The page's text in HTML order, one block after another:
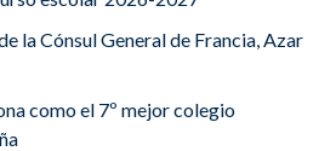
la Cónsul General de Francia, Azar
como el 7º mejor colegio